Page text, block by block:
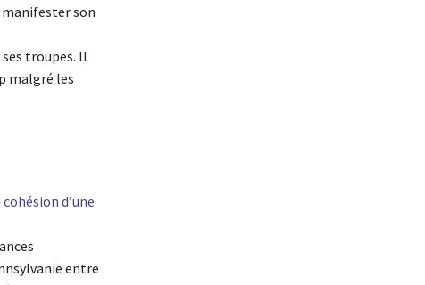
son
troupes. Il
malgré les
cohésion d’une
entre